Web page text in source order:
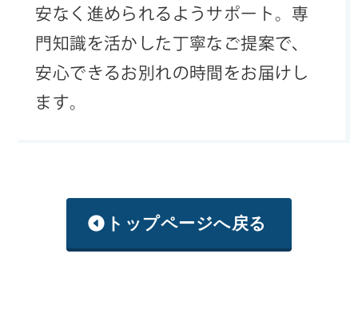
安なく進められるようサポート。専
門知識を活かした丁寧なご提案で、
安心できるお別れの時間をお届けし
ます。
トップページへ戻る